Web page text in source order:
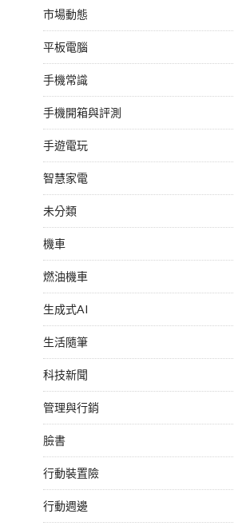
市場動態
平板電腦
手機常識
手機開箱與評測
手遊電玩
智慧家電
未分類
機車
燃油機車
生成式AI
生活隨筆
科技新聞
管理與行銷
臉書
行動裝置險
行動週邊